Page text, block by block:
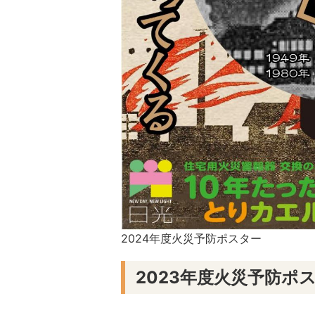
2024年度火災予防ポスター
2023年度火災予防ポ